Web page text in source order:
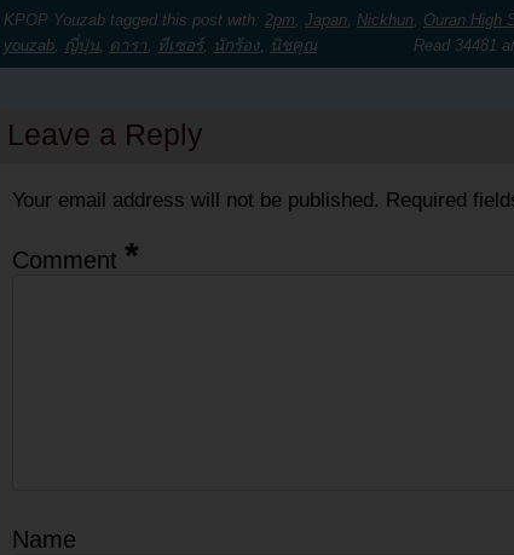
KPOP Youzab tagged this post with: 2pm Japan Nickhun Ouran High
youzab ญี่ปุ่น ดารา ทีเซอร์, นักร้อง นิชคุณ Read 34481
Leave a Reply
Your email address will not be published. Required
Comment *
Name